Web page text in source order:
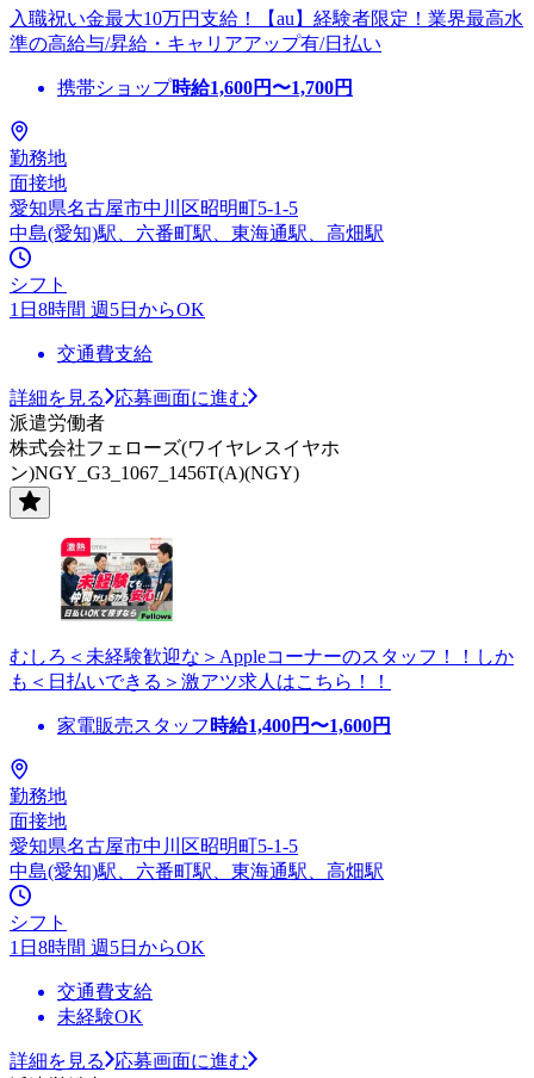
入職祝い金最大10万円支給！【au】経験者限定！業界最高水
準の高給与/昇給・キャリアアップ有/日払い
携帯ショップ時給1,600円〜1,700円
勤務地
面接地
愛知県名古屋市中川区昭明町5-1-5
中島(愛知)駅、六番町駅、東海通駅、高畑駅
シフト
1日8時間 週5日からOK
交通費支給
詳細を見る
応募画面に進む
派遣労働者
株式会社フェローズ(ワイヤレスイヤホ
ン)NGY_G3_1067_1456T(A)(NGY)
むしろ＜未経験歓迎な＞Appleコーナーのスタッフ！！しか
も＜日払いできる＞激アツ求人はこちら！！
家電販売スタッフ 時給1,400円〜1,600円
勤務地
面接地
愛知県名古屋市中川区昭明町5-1-5
中島(愛知)駅、六番町駅、東海通駅、高畑駅
シフト
1日8時間 週5日からOK
交通費支給
未経験OK
詳細を見る
応募画面に進む